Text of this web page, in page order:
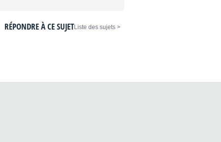
< Liste des sujets
RÉPONDRE À CE SUJET